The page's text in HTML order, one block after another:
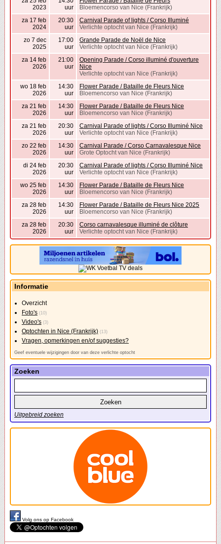
2023
uur
Bloemencorso van Nice (Frankrijk)
za 17 feb
2024
20:30
uur
Carnival Parade of lights / Corso Illuminé
Verlichte optocht van Nice (Frankrijk)
zo 7 dec
2025
17:00
uur
Grande Parade de Noël de Nice
Verlichte optocht van Nice (Frankrijk)
za 14 feb
2026
21:00
uur
Opening Parade / Corso illuminé d'ouverture
Nice
Verlichte optocht van Nice (Frankrijk)
wo 18 feb
2026
14:30
uur
Flower Parade / Bataille de Fleurs Nice
Bloemencorso van Nice (Frankrijk)
za 21 feb
2026
14:30
uur
Flower Parade / Bataille de Fleurs Nice
Bloemencorso van Nice (Frankrijk)
za 21 feb
2026
20:30
uur
Carnival Parade of lights / Corso Illuminé Nice
Verlichte optocht van Nice (Frankrijk)
zo 22 feb
2026
14:30
uur
Carnival Parade / Corso Carnavalesque Nice
Grote Optocht van Nice (Frankrijk)
di 24 feb
2026
20:30
uur
Carnival Parade of lights / Corso Illuminé Nice
Verlichte optocht van Nice (Frankrijk)
wo 25 feb
2026
14:30
uur
Flower Parade / Bataille de Fleurs Nice
Bloemencorso van Nice (Frankrijk)
za 28 feb
2026
14:30
uur
Flower Parade / Bataille de Fleurs Nice 2025
Bloemencorso van Nice (Frankrijk)
za 28 feb
2026
20:30
uur
Corso carnavalesque illuminé de clôture
Verlichte optocht van Nice (Frankrijk)
Informatie
Overzicht
Foto's (10)
Video's (3)
Optochten in Nice (Frankrijk) (13)
Vragen, opmerkingen en/of suggesties?
Geef eventuele wijzigingen door van deze verlichte optocht
Zoeken
Uitgebreid zoeken
Volg ons op Facebook